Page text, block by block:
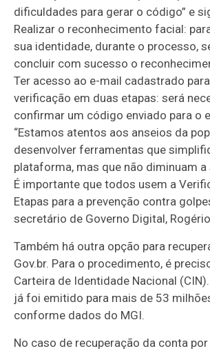
dificuldades para gerar o código” e
Realizar o reconhecimento facial:
sua identidade, durante o processo,
concluir com sucesso o
Ter acesso ao e-mail cadastrado
verificação em duas etapas: será
confirmar um código enviado para o
“Estamos atentos aos anseios da
desenvolver ferramentas que
plataforma, mas que não diminuam a
É importante que todos usem a
Etapas para a prevenção contra
secretário de Governo Digital,
Também há outra opção para
Gov.br. Para o procedimento, é
Carteira de Identidade Nacional
já foi emitido para mais de 53
conforme dados do MGI.
No caso de recuperação da conta por